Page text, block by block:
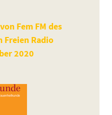
Fem FM des
Radio
2020